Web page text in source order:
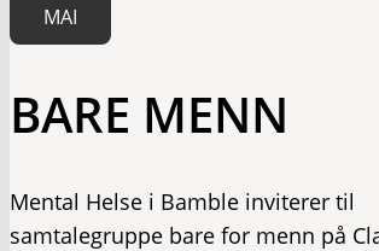
MAI
BARE MENN
Mental Helse i Bamble inviterer til
samtalegruppe bare for menn på